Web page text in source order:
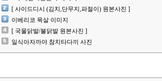
[ 사이드디시 (김치,단무지,파절이) 원본사진 ]
이베리코 목살 이미지
[ 국물닭발/불닭발 원본사진 ]
일식아자까야 참치타다끼 사진